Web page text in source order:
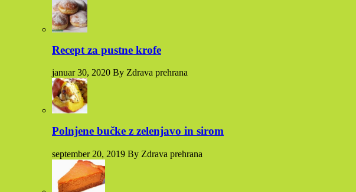
Recept za pustne krofe
januar 30, 2020 By Zdrava prehrana
Polnjene bučke z zelenjavo in sirom
september 20, 2019 By Zdrava prehrana